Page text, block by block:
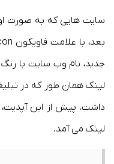
سایت هایی که به صورت
جدید، نام وب سایت با
لینک همان طور که در
داشت. پیش از این
لینک می آمد.